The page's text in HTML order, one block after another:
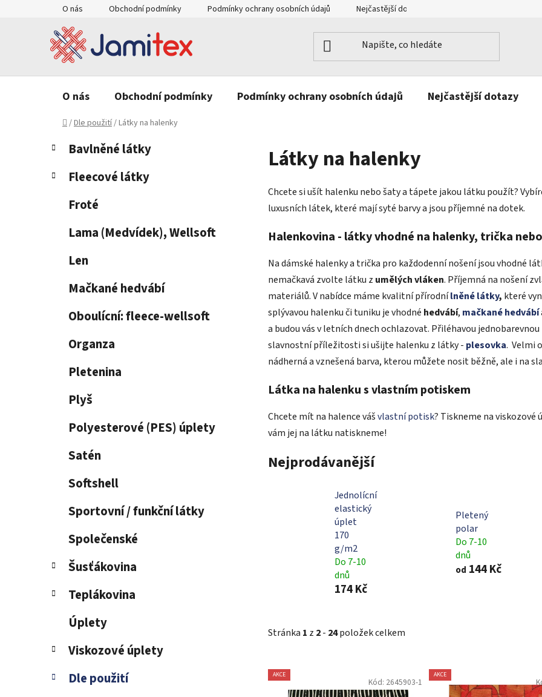
O nás Obchodní podmínky Podmínky ochrany osobních údajů Nejčastější dotazy
O nás Obchodní podmínky Podmínky ochrany osobních údajů Nejčastější dotazy
Domů
/Dle použití/Látky na halenky
P
s
Přeskočit
kategorie
K
a
t
e
Bavlněné látky
Fleecové látky
Froté
Lama (Medvídek), Wellsoft
Len
Mačkané hedvábí
Oboulícní: fleece-wellsoft
Organza
Pletenina
Plyš
Polyesterové (PES) úplety
Satén
Softshell
Sportovní / funkční látky
Společenské
Šusťákovina
Teplákovina
Úplety
Viskozové úplety
Dle použití
Látky na halenky
Chcete si ušít halenku nebo šaty a tápete jakou látku použít?
luxusních látek, které mají syté barvy a jsou příjemné na dotek.
Halenkovina - látky vhodné na halenky, trička
Na dámské halenky a trička pro každodenní nošení jsou vhodné
nemačkavá zvolte látku z umělých vláken. Příjemná na nošení
materiálů. V nabídce máme kvalitní přírodnílněné látky, které
splývavou halenku či tuniku je vhodné hedvábí, mačkané hedvábí
a budou vás v letních dnech ochlazovat. Přiléhavou
slavnostní příležitosti si ušijte halenku z látky - plesovka. Velmi
nádherná a vznešená barva, kterou můžete nosit běžně, ale i na
Látka na halenku s vlastním potiskem
Chcete mít na halence vášvlastní potisk? Tiskneme na viskozové
vám jej na látku natiskneme!
Nejprodávanější
Jednolícní
elastický
úplet
170
g/m2
Do 7-10
dnů
174 Kč
Pletený
polar
Do 7-10
dnů
od 144 Kč
Stránka 1 z 2- 24položek celkem
V
ý
AKCE
Kód: 2645903-1
AKCE